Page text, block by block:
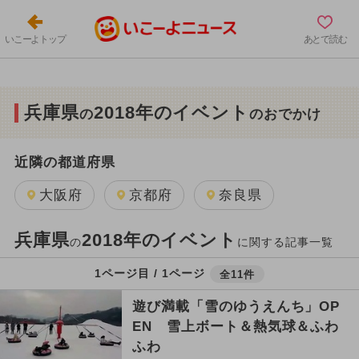
いこーよトップ あとで読む
兵庫県の2018年のイベントのおでかけ
近隣の都道府県
大阪府 京都府 奈良県
兵庫県の2018年のイベント に関する記事一覧
1ページ目 / 1ページ 全11件
遊び満載「雪のゆうえんち」OP
EN 雪上ボート＆熱気球＆ふわ
ふわ